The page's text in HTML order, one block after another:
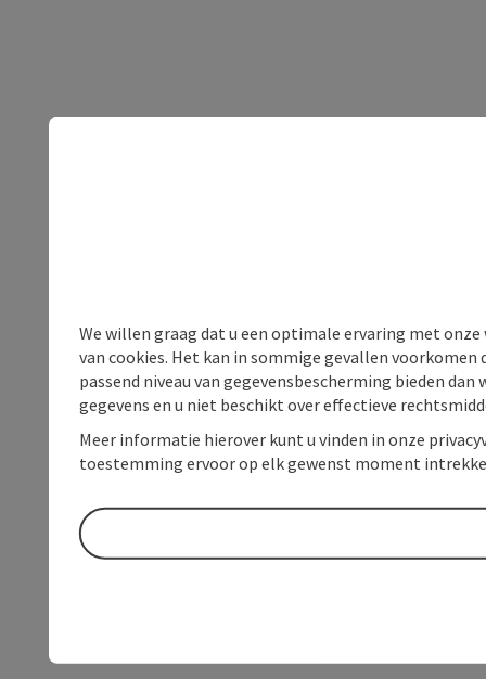
We willen graag dat u een optimale ervaring met
van cookies. Het kan in sommige gevallen voorkomen
passend niveau van gegevensbescherming bieden
gegevens en u niet beschikt over effectieve
Meer informatie hierover kunt u vinden in onze
toestemming ervoor op elk gewenst moment